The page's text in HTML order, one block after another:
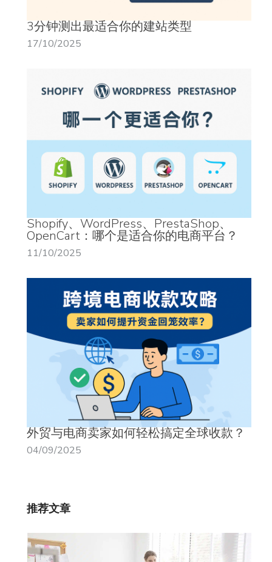
3分钟测出最适合你的建站类型
17/10/2025
Shopify、WordPress、PrestaShop、
OpenCart：哪个是适合你的电商平台？
11/10/2025
外贸与电商卖家如何轻松搞定全球收款？
04/09/2025
推荐文章